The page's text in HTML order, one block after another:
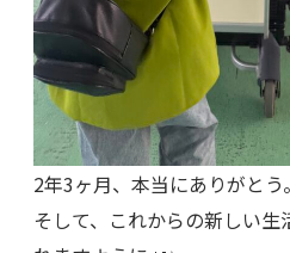
2年3ヶ月、本当にありがとう。
そして、これからの新しい